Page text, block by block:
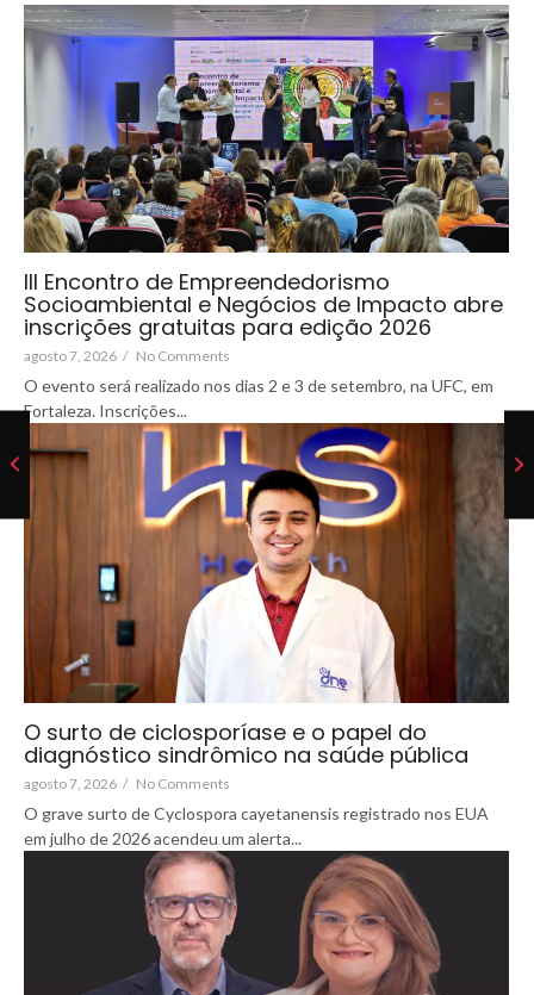
III Encontro de Empreendedorismo
Socioambiental e Negócios de Impacto abre
inscrições gratuitas para edição 2026
agosto 7, 2026 / No Comments
O evento será realizado nos dias 2 e 3 de setembro, na UFC, em
Fortaleza. Inscrições...
O surto de ciclosporíase e o papel do
diagnóstico sindrômico na saúde pública
agosto 7, 2026 / No Comments
O grave surto de Cyclospora cayetanensis registrado nos EUA
em julho de 2026 acendeu um alerta...